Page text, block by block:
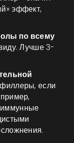
эффект,
по всему
Лучше 3-
если